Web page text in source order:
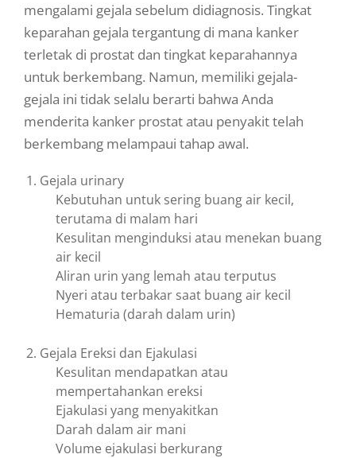
mengalami gejala sebelum didiagnosis. Tingkat
keparahan gejala tergantung di mana kanker
terletak di prostat dan tingkat keparahannya
untuk berkembang. Namun, memiliki gejala-
gejala ini tidak selalu berarti bahwa Anda
menderita kanker prostat atau penyakit telah
berkembang melampaui tahap awal.
Gejala urinary
Kebutuhan untuk sering buang air kecil,
terutama di malam hari
Kesulitan menginduksi atau menekan buang
air kecil
Aliran urin yang lemah atau terputus
Nyeri atau terbakar saat buang air kecil
Hematuria (darah dalam urin)
Gejala Ereksi dan Ejakulasi
Kesulitan mendapatkan atau
mempertahankan ereksi
Ejakulasi yang menyakitkan
Darah dalam air mani
Volume ejakulasi berkurang